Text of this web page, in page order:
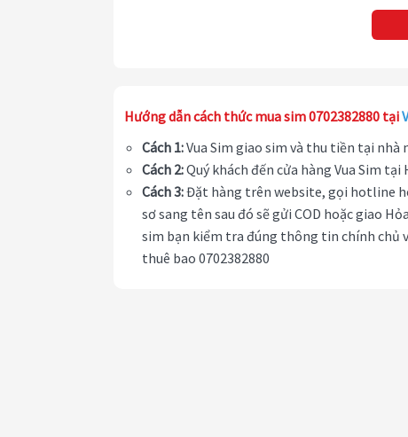
Hướng dẫn cách thức mua sim 0702382880 tại
Cách 1:Vua Sim giao sim và thu tiền tại nhà
Cách 2:Quý khách đến cửa hàng Vua Sim
Cách 3:Đặt hàng trên website, gọi hotline
sơ sang tên sau đó sẽ gửi COD hoặc giao
sim bạn kiểm tra đúng thông tin chính chủ
thuê bao 0702382880